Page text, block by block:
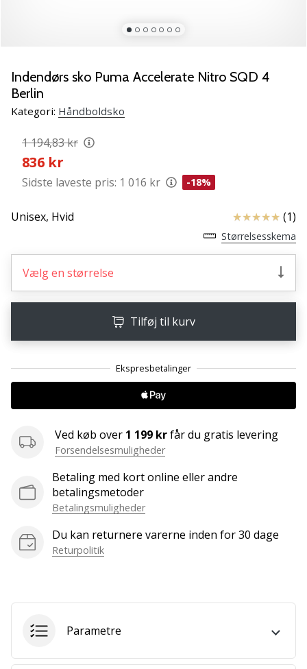
de
nye
PUMA
Accelerate
SQD
håndboldsko
Oplev
tekniske
opdateringer
find
om
•
2 min. Læsning
vores
Handball
Har
hobby
os?
lad
Indendørs sko Puma Accelerate Nitro SQD 4
Berlin
Kategori: Håndboldsko
1 194,83 kr
836 kr
Sidste laveste pris: 1 016 kr -18%
Unisex, Hvid Anmeldelser
(1)
Størrelsesskema
Vælg en størrelse
Tilføj til kurv
Ved køb over 1 199 krfår du gratis levering
Forsendelsesmuligheder
Betaling med kort online eller andre
betalingsmetoder
Betalingsmuligheder
Du kan returnere varerne inden for 30 dage
Returpolitik
Parametre